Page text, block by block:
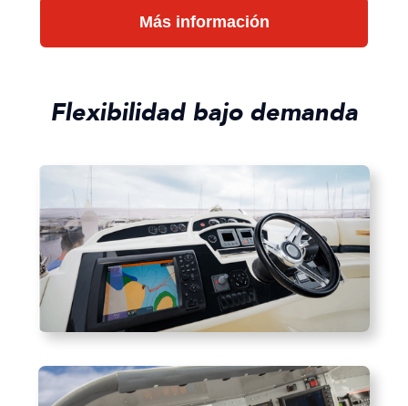
Más información
Flexibilidad bajo demanda